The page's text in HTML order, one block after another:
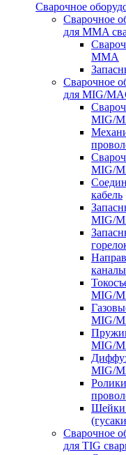
Сварочное
Сварочное
для MMA
MMA
Сварочное
для MIG/
MIG/
MIG/
кабель
MIG/
MIG/
MIG/
MIG/
MIG/
Шейки
Сварочное
для TIG